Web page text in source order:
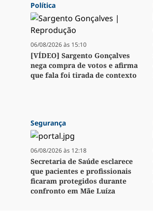
Política
06/08/2026 às 15:10
[VÍDEO] Sargento Gonçalves
nega compra de votos e afirma
que fala foi tirada de contexto
Segurança
06/08/2026 às 12:18
Secretaria de Saúde esclarece
que pacientes e profissionais
ficaram protegidos durante
confronto em Mãe Luíza